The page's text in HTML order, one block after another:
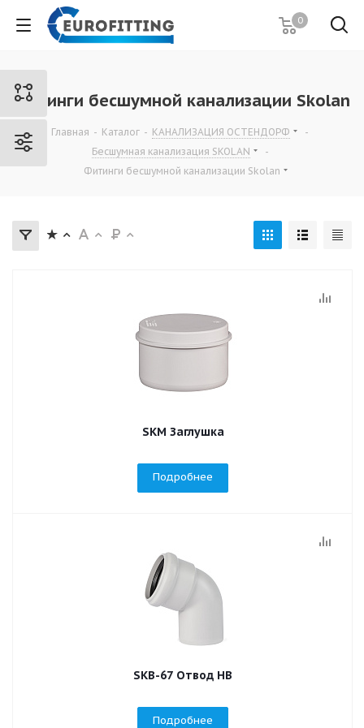
0
Фитинги бесшумной канализации Skolan
Главная - Каталог - КАНАЛИЗАЦИЯ ОСТЕНДОРФ
-
Бесшумная канализация SKOLAN
-
Фитинги бесшумной канализации Skolan
SKM Заглушка
Подробнее
SKB-67 Отвод НВ
Подробнее